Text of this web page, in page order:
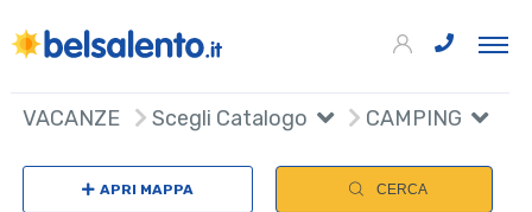
VACANZE Scegli Catalogo CAMPING
APRI MAPPA CERCA